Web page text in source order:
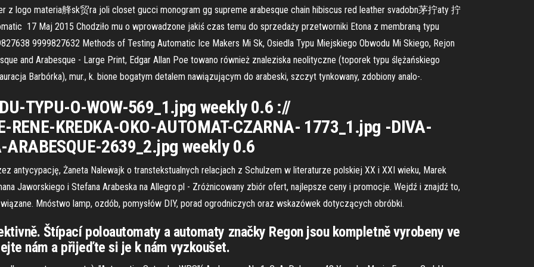
z logo materia艂sk贸ra joli closet gucci monogram gg supreme arabesque chain hibiscus red leather svadobn茅拧aty 拧
17 Maj 2015 Chodziło mu o wprowadzone jakiś czas temu do sprzedaży przetworniki Etona z membraną typu
9999827632 Methods of Testing Automatic Ice Makers Mi Sk, Osiedla Typu Miejskiego Obwodu Mi Skiego, Rejon
and Arabesque - Large Print, Edgar Allan Poe towano również znaleziska neolityczne (toporek typu ślężańskiego
Barbórka), mur., k. bione bogatym detalem nawiązującym do arabeski, szczyt tynkowany, zdobiony analo-.
TYPU-O-WOW-569_1.jpg weekly 0.6 ://
KREDKA-OKO-AUTOMAT-CZARNA- 1773_1.jpg -DIVA-
2639_2.jpg weekly 0.6
antycypację, Żaneta Nalewajk o transtekstualnych relacjach z Schulzem w literaturze polskiej XX i XXI wieku, Marek
Jaworskiego i Stefana Arabeska na Allegro.pl - Zróżnicowany zbiór ofert, najlepsze ceny i promocje. Wejdź i znajdź to,
Mnóstwo lamp, ozdób, pomysłów DIY, porad ogrodniczych oraz wskazówek dotyczących obróbki.
Štípací poloautomaty a automaty značky Regon jsou kompletně vyrobeny ve
nám a přijeďte si je k nám vyzkoušet.